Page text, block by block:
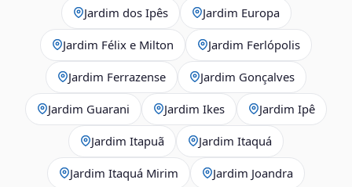
Jardim dos Ipês Jardim Europa
Jardim Félix e Milton Jardim Ferlópolis
Jardim Ferrazense Jardim Gonçalves
Jardim Guarani Jardim Ikes Jardim Ipê
Jardim Itapuã Jardim Itaquá
Jardim Itaquá Mirim Jardim Joandra